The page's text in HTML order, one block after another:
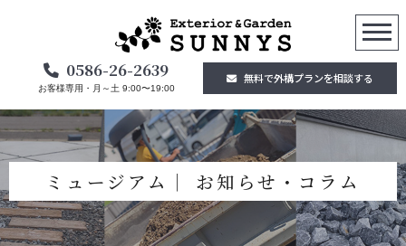
0586-26-2639
お客様専用・月～土 9:00〜19:00
無料で外構プランを相談する
ミュージアム│ お知らせ・コラム